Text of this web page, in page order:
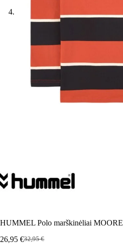
HUMMEL Polo marškinėliai MOORE
32,95€
Pradinė
26,95 €Dabartinė